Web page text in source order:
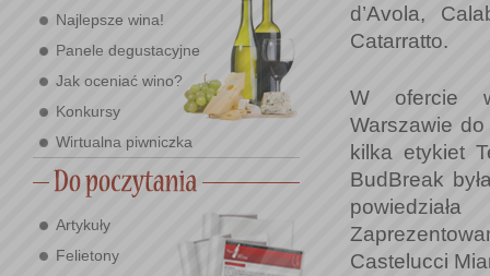
Najlepsze wina!
Panele degustacyjne
Jak oceniać wino?
Konkursy
Wirtualna piwniczka
Artykuły
Felietony
d’Avola,
Catarratto.
W ofercie
Warszawie
kilka etykiet
BudBreak
Castelucci